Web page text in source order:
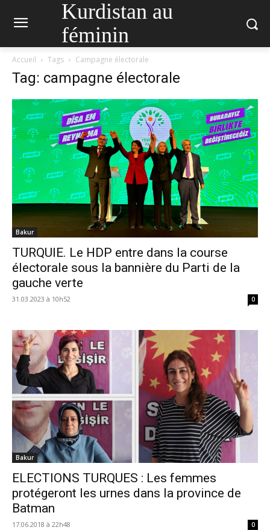
Kurdistan au
féminin
Accueil Tags Campagne électorale
Tag: campagne électorale
Bakur
TURQUIE. Le HDP entre dans la course
électorale sous la bannière du Parti de la
gauche verte
31.03.2023 à 10h52 0
Bakur
ELECTIONS TURQUES : Les femmes
protégeront les urnes dans la province de
Batman
17.06.2018 à 22h48 0